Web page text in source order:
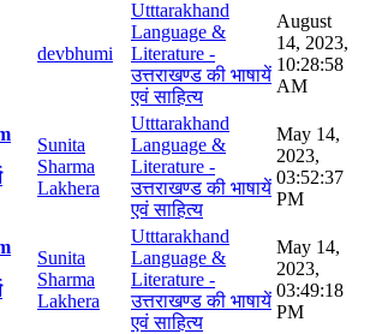
devbhumi
Utttarakhand
Language &
Literature -
उत्तराखण्ड की भाषायें
एवं साहित्य
August
14, 2023,
10:28:58
AM
Sunita
Sharma
Lakhera
Utttarakhand
Language &
Literature -
उत्तराखण्ड की भाषायें
एवं साहित्य
May 14,
2023,
03:52:37
PM
Sunita
Sharma
Lakhera
Utttarakhand
Language &
Literature -
उत्तराखण्ड की भाषायें
एवं साहित्य
May 14,
2023,
03:49:18
PM